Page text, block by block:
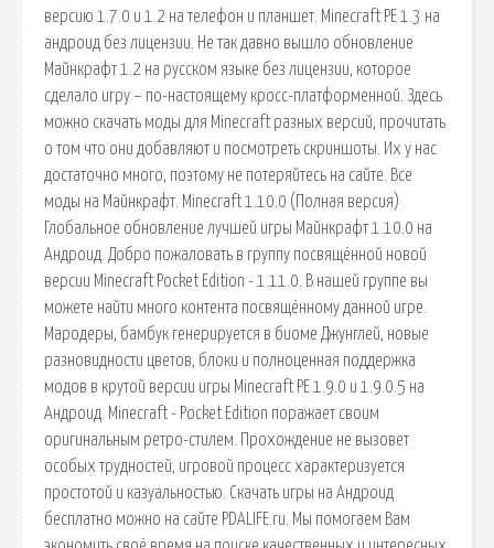
версию 1.7.0 и 1.2 на телефон и планшет. Minecraft PE 1.3 на
андроид без лицензии. Не так давно вышло обновление
Майнкрафт 1.2 на русском языке без лицензии, которое
сделало игру – по-настоящему кросс-платформенной. Здесь
можно скачать моды для Minecraft разных версий, прочитать
о том что они добавляют и посмотреть скриншоты. Их у нас
достаточно много, поэтому не потеряйтесь на сайте. Все
моды на Майнкрафт. Minecraft 1.10.0 (Полная версия)
Глобальное обновление лучшей игры Майнкрафт 1.10.0 на
Андроид. Добро пожаловать в группу посвящённой новой
версии Minecraft Pocket Edition - 1.11.0. В нашей группе вы
можете найти много контента посвящённому данной игре.
Мародеры, бамбук генерируется в биоме Джунглей, новые
разновидности цветов, блоки и полноценная поддержка
модов в крутой версии игры Minecraft PE 1.9.0 и 1.9.0.5 на
Андроид. Minecraft - Pocket Edition поражает своим
оригинальным ретро-стилем. Прохождение не вызовет
особых трудностей, игровой процесс характеризуется
простотой и казуальностью. Скачать игры на Андроид
бесплатно можно на сайте PDALIFE.ru. Мы помогаем Вам